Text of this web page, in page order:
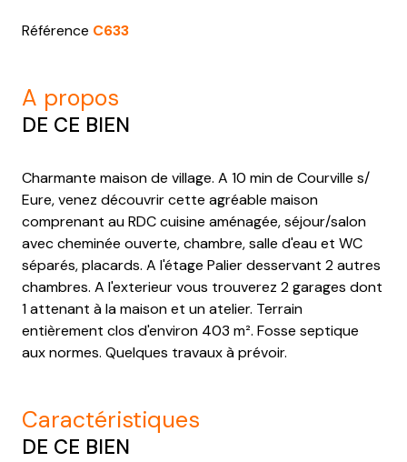
Référence C633
a propos
DE CE BIEN
Charmante maison de village. A 10 min de Courville s/
Eure, venez découvrir cette agréable maison
comprenant au RDC cuisine aménagée, séjour/salon
avec cheminée ouverte, chambre, salle d'eau et WC
séparés, placards. A l'étage Palier desservant 2 autres
chambres. A l'exterieur vous trouverez 2 garages dont
1 attenant à la maison et un atelier. Terrain
entièrement clos d'environ 403 m². Fosse septique
aux normes. Quelques travaux à prévoir.
caractéristiques
DE CE BIEN